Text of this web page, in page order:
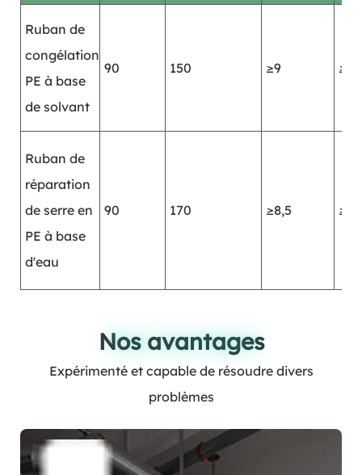
Ruban de
congélation
PE à base
de solvant
90 150 ≥9 ≥24
Ruban de
réparation
de serre en
PE à base
d'eau
90 170 ≥8,5 ≥24
Nos avantages
Nos avantages
Expérimenté et capable de résoudre divers
problèmes